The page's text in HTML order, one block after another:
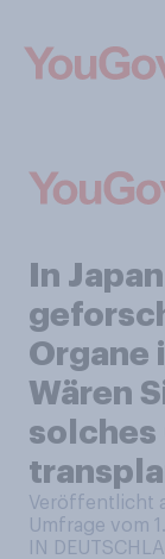
In
Organe
Wären
solches
Veröffentlicht
Umfrage vom
IN